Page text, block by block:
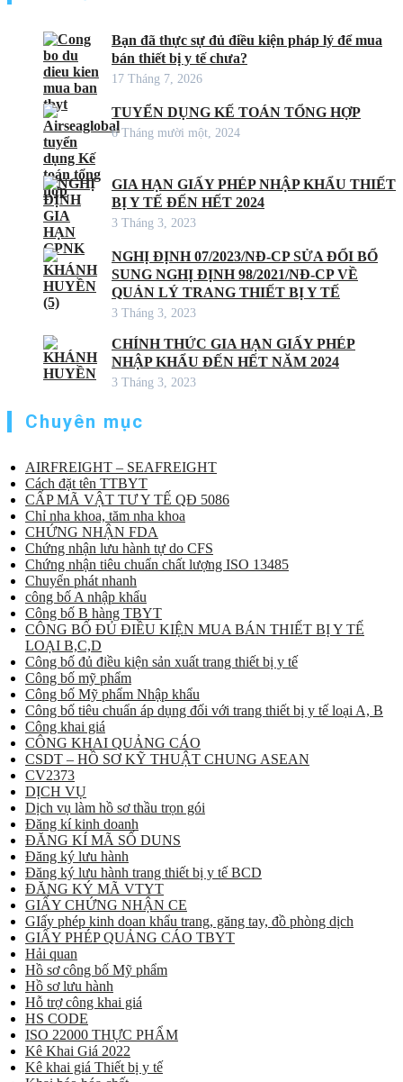
Bạn đã thực sự đủ điều kiện pháp lý để mua
bán thiết bị y tế chưa?
17 Tháng 7, 2026
TUYỂN DỤNG KẾ TOÁN TỔNG HỢP
6 Tháng mười một, 2024
GIA HẠN GIẤY PHÉP NHẬP KHẨU THIẾT
BỊ Y TẾ ĐẾN HẾT 2024
3 Tháng 3, 2023
NGHỊ ĐỊNH 07/2023/NĐ-CP SỬA ĐỔI BỔ
SUNG NGHỊ ĐỊNH 98/2021/NĐ-CP VỀ
QUẢN LÝ TRANG THIẾT BỊ Y TẾ
3 Tháng 3, 2023
CHÍNH THỨC GIA HẠN GIẤY PHÉP
NHẬP KHẨU ĐẾN HẾT NĂM 2024
3 Tháng 3, 2023
Chuyên mục
AIRFREIGHT – SEAFREIGHT
Cách đặt tên TTBYT
CẤP MÃ VẬT TƯ Y TẾ QĐ 5086
Chỉ nha khoa, tăm nha khoa
CHỨNG NHẬN FDA
Chứng nhận lưu hành tự do CFS
Chứng nhận tiêu chuẩn chất lượng ISO 13485
Chuyển phát nhanh
công bố A nhập khẩu
Công bố B hàng TBYT
CÔNG BỐ ĐỦ ĐIỀU KIỆN MUA BÁN THIẾT BỊ Y TẾ
LOẠI B,C,D
Công bố đủ điều kiện sản xuất trang thiết bị y tế
Công bố mỹ phẩm
Công bố Mỹ phẩm Nhập khẩu
Công bố tiêu chuẩn áp dụng đối với trang thiết bị y tế loại A, B
Công khai giá
CÔNG KHAI QUẢNG CÁO
CSDT – HỒ SƠ KỸ THUẬT CHUNG ASEAN
CV2373
DỊCH VỤ
Dịch vụ làm hồ sơ thầu trọn gói
Đăng kí kinh doanh
ĐĂNG KÍ MÃ SỐ DUNS
Đăng ký lưu hành
Đăng ký lưu hành trang thiết bị y tế BCD
ĐĂNG KÝ MÃ VTYT
GIẤY CHỨNG NHẬN CE
GIấy phép kinh doan khẩu trang, găng tay, đồ phòng dịch
GIẤY PHÉP QUẢNG CÁO TBYT
Hải quan
Hồ sơ công bố Mỹ phẩm
Hồ sơ lưu hành
Hỗ trợ công khai giá
HS CODE
ISO 22000 THỰC PHẨM
Kê Khai Giá 2022
Kê khai giá Thiết bị y tế